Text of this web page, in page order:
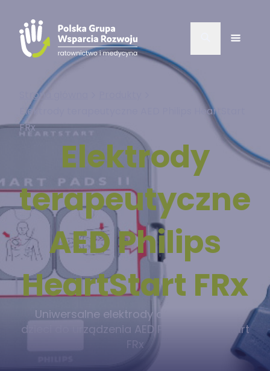
Strona główna
Elektrody terapeutyczne AED Philips HeartStart
FRx
Elektrody
terapeutyczne
AED Philips
HeartStart FRx
Uniwersalne elektrody dla dorosłych i
dzieci do urządzenia AED Philips HeartStart
FRx